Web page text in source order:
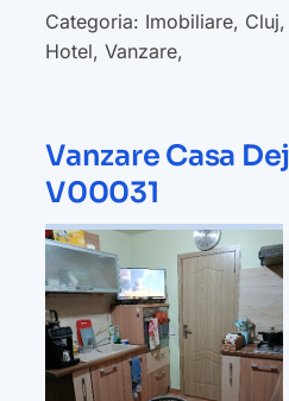
Categoria: Imobiliare, Cluj,
Hotel, Vanzare,
Vanzare Casa
V00031